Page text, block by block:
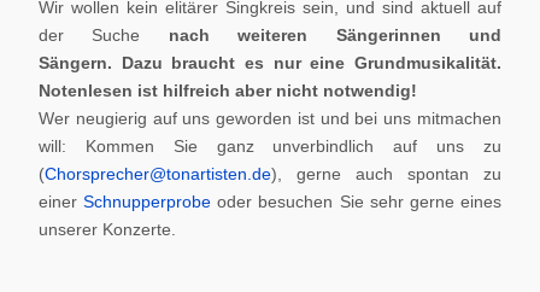
Wir wollen kein elitärer Singkreis sein, und sind aktuell auf
der Suche nach weiteren Sängerinnen und
Sängern. Dazu braucht es nur eine Grundmusikalität.
Notenlesen ist hilfreich aber nicht notwendig!
Wer neugierig auf uns geworden ist und bei uns mitmachen
will: Kommen Sie ganz unverbindlich auf uns zu
(Chorsprecher@tonartisten.de), gerne auch spontan zu
einerSchnupperprobe oder besuchen Sie sehr gerne eines
unserer Konzerte.